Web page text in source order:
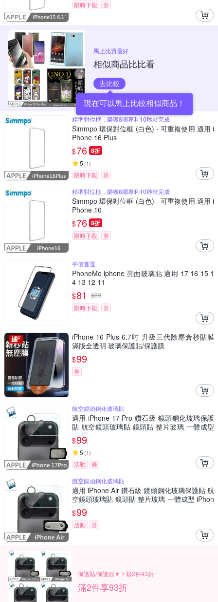
限時下殺 券
馬上比買最好
相似商品比比看
去比較
現在可以馬上比較相似商品！
精準對位框，榮獲8國專利10秒就完成
Simmpo 環保對位框 (白色) - 可重複使用 適用 i
Phone 16 Plus
$76 8折
5 (1)
限時下殺
券
精準對位框，榮獲8國專利10秒就完成
Simmpo 環保對位框 (白色) - 可重複使用 適用 i
Phone 16
$76 8折
限時下殺 券
平價首選
PhoneMo iphone 亮面玻璃貼 適用 17 16 15 1
4 13 12 11
$81 $89
限時下殺
券
iPhone 16 Plus 6.7吋 升級三代除塵倉秒貼膜
滿版全透明 玻璃保護貼/保護膜
$99
券
航空鏡頭鋼化玻璃貼
適用 iPhone 17 Pro 鑽石級 鏡頭鋼化玻璃保護
貼 航空鏡頭玻璃貼 鏡頭貼 整片玻璃 一體成型
LANS
$99
5 (1)
活動
券
航空鏡頭鋼化玻璃貼
適用 iPhone Air 鑽石級 鏡頭鋼化玻璃保護貼 航
空鏡頭玻璃貼 鏡頭貼 整片玻璃 一體成型 iPhon
e 17 Air LANS
$99
活動 券
保護貼/保護殼▼下殺2件93折
滿2件享93折